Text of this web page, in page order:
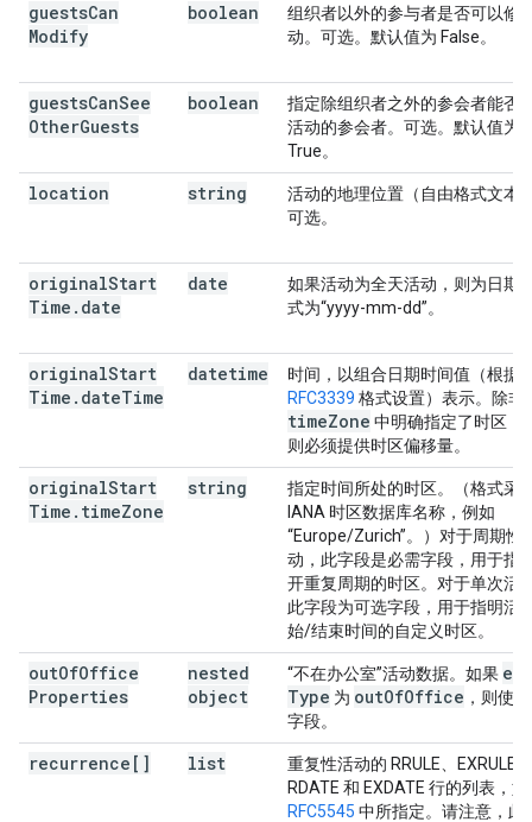
guestsCan
Modify
boolean
组织者以外的参与者是否可以修
动。可选。默认值为 False。
guestsCanSee
OtherGuests
boolean
指定除组织者之外的参会者能否
活动的参会者。可选。默认值为
True。
location string
活动的地理位置（自由格式文本
可选。
originalStart
Time . date
date
如果活动为全天活动，则为日期
式为“yyyy-mm-dd”。
originalStart
Time . dateTime
datetime
时间，以组合日期时间值（根据
RFC3339 格式设置）表示。除非
timeZone 中明确指定了时区，
则必须提供时区偏移量。
originalStart
Time . timeZone
string
指定时间所处的时区。（格式采
IANA 时区数据库名称，例如
“Europe/Zurich”。）对于周期性
动，此字段是必需字段，用于指
开重复周期的时区。对于单次活
此字段为可选字段，用于指明活
始/结束时间的自定义时区。
outOfOffice
Properties
nested
object
“不在办公室”活动数据。如果
Type 为 outOfOffice ，则使
字段。
recurrence[] list
重复性活动的 RRULE、EXRULE、
RDATE 和 EXDATE 行的列表，如
RFC5545 中所指定。请注意，此